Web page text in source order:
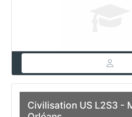
Civilisation US L2S3 -